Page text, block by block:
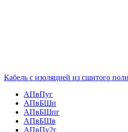
Кабель с изоляцией из сшитого
АПвПуг
АПвБШп
АПвБШпг
АПвБШв
АПвПу2г